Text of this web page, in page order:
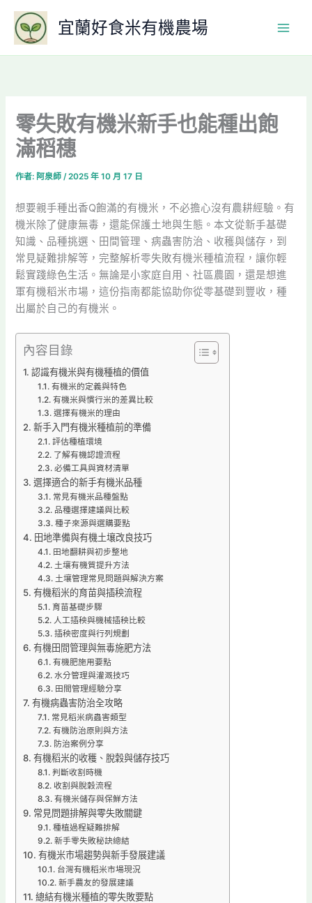
要
宜蘭好食米有機農場
零失敗有機米新手也能種出飽
滿稻穗
作者: 阿泉師/2025 年 10 月 17 日
想要親手種出香Q飽滿的有機米，不必擔心沒有農耕經驗。有
機米除了健康無毒，還能保護土地與生態。本文從新手基礎
知識、品種挑選、田間管理、病蟲害防治、收穫與儲存，到
常見疑難排解等，完整解析零失敗有機米種植流程，讓你輕
鬆實踐綠色生活。無論是小家庭自用、社區農園，還是想進
軍有機稻米市場，這份指南都能協助你從零基礎到豐收，種
出屬於自己的有機米。
內容目錄
認識有機米與有機種植的價值
有機米的定義與特色
有機米與慣行米的差異比較
選擇有機米的理由
新手入門有機米種植前的準備
評估種植環境
了解有機認證流程
必備工具與資材清單
選擇適合的新手有機米品種
常見有機米品種盤點
品種選擇建議與比較
種子來源與選購要點
田地準備與有機土壤改良技巧
田地翻耕與初步整地
土壤有機質提升方法
土壤管理常見問題與解決方案
有機稻米的育苗與插秧流程
育苗基礎步驟
人工插秧與機械插秧比較
插秧密度與行列規劃
有機田間管理與無毒施肥方法
有機肥施用要點
水分管理與灌溉技巧
田間管理經驗分享
有機病蟲害防治全攻略
常見稻米病蟲害類型
有機防治原則與方法
防治案例分享
有機稻米的收穫、脫穀與儲存技巧
判斷收割時機
收割與脫穀流程
有機米儲存與保鮮方法
常見問題排解與零失敗關鍵
種植過程疑難排解
新手零失敗秘訣總結
有機米市場趨勢與新手發展建議
台灣有機稻米市場現況
新手農友的發展建議
總結有機米種植的零失敗要點